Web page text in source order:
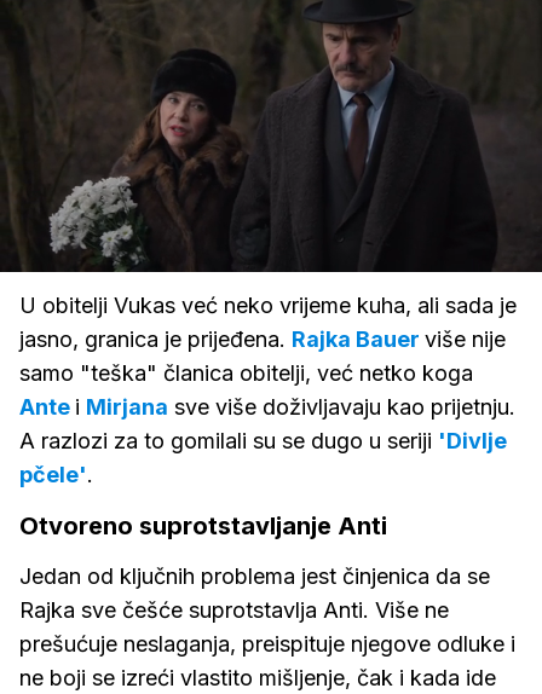
Upali
zvuk
U obitelji Vukas već neko vrijeme kuha, ali sada je
jasno, granica je prijeđena. Rajka Bauer više nije
samo "teška" članica obitelji, već netko koga
Ante i Mirjana sve više doživljavaju kao prijetnju.
A razlozi za to gomilali su se dugo u seriji 'Divlje
pčele'.
Otvoreno suprotstavljanje Anti
Jedan od ključnih problema jest činjenica da se
Rajka sve češće suprotstavlja Anti. Više ne
prešućuje neslaganja, preispituje njegove odluke i
ne boji se izreći vlastito mišljenje, čak i kada ide